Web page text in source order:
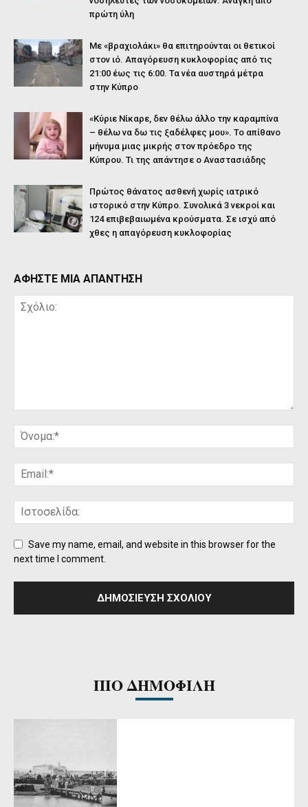
πρώτη ύλη
Με «βραχιολάκι» θα επιτηρούνται οι θετικοί
στον ιό. Απαγόρευση κυκλοφορίας από τις
21:00 έως τις 6:00. Τα νέα αυστηρά μέτρα
στην Κύπρο
«Κύριε Νίκαρε, δεν θέλω άλλο την καραμπίνα
– θέλω να δω τις ξαδέλφες μου». Το απίθανο
μήνυμα μιας μικρής στον πρόεδρο της
Κύπρου. Τι της απάντησε ο Αναστασιάδης
Πρώτος θάνατος ασθενή χωρίς ιατρικό
ιστορικό στην Κύπρο. Συνολικά 3 νεκροί και
124 επιβεβαιωμένα κρούσματα. Σε ισχύ από
χθες η απαγόρευση κυκλοφορίας
ΑΦΗΣΤΕ ΜΙΑ ΑΠΑΝΤΗΣΗ
Save my name, email, and website in this browser for the
next time I comment.
ΠΙΟ ΔΗΜΟΦΙΛΗ